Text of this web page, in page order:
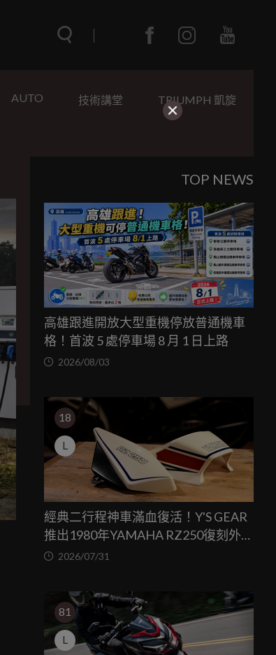
AUTO 技術講堂 TRIUMPH 凱旋
TOP NEWS
高雄跟進開放大型重機停放普通機車
格！首波 5 處停車場 8 月 1 日上路
2026/08/03
18
L
經典二行程神車滿血復活！Y'S GEAR
推出1980年YAMAHA RZ250復刻外裝
套件2026/07/31
81
L